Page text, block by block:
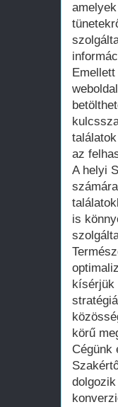
az
A helyi
is
kísérjük
körű
Cégünk